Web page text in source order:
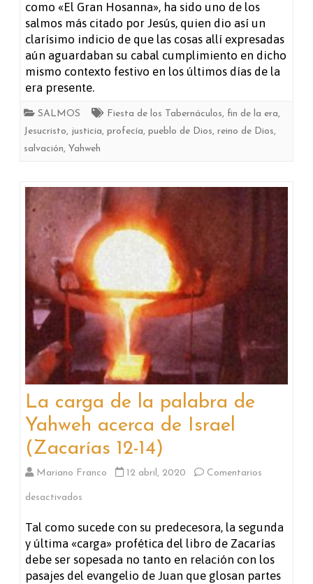
como «El Gran Hosanna», ha sido uno de los
salmos más citado por Jesús, quien dio así un
clarísimo indicio de que las cosas allí expresadas
aún aguardaban su cabal cumplimiento en dicho
mismo contexto festivo en los últimos días de la
era presente.
SALMOS Fiesta de los Tabernáculos, fin de la era,
Jesucristo, justicia, profecía, pueblo de Dios, reino de Dios,
salvación, Yahweh
La carga de la palabra de
Yahweh acerca de Israel
(Zacarías 12-14)
Mariano Franco 12 abril, 2020 Comentarios
desactivados
carga
de
Tal como sucede con su predecesora, la segunda
y última «carga» profética del libro de Zacarías
debe ser sopesada no tanto en relación con los
pasajes del evangelio de Juan que glosan partes